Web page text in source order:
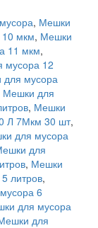
, Мешки
мкм, Мешки
11 мкм,
мусора 12
мусора
Мешки для
, Мешки
Л 7Мкм 30 шт,
для мусора
для
, Мешки
литров,
6
для мусора
для